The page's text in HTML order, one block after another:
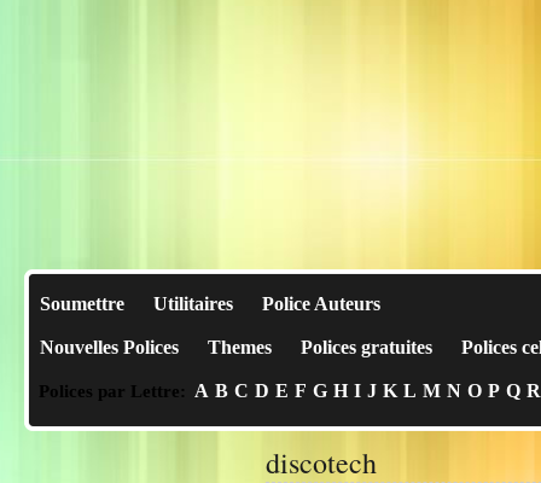
Soumettre Utilitaires Police Auteurs
Nouvelles Polices Themes Polices gratuites Polices
Polices par Lettre: A B C D E F G H I J K L M N O P Q R
discotech